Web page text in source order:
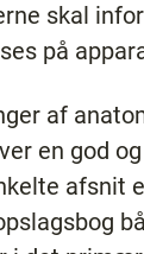
skal
på
af
en god